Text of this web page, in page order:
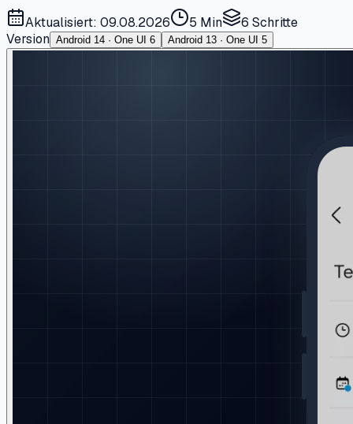
Aktualisiert: 09.08.2026 5 Min 6 Schritte
Version Android 14 · One UI 6 Android 13 · One UI 5